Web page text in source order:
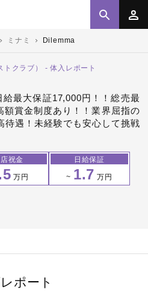
ミナミ Dilemma
クラブ） - 体入レポート
最大保証17,000円！！総売最
額賞金制度あり！！業界屈指の
待遇！未経験でも安心して挑戦
祝金
万円
日給保証
~ 1.7 万円
ポート